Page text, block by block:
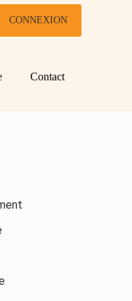
CONNEXION
Contact